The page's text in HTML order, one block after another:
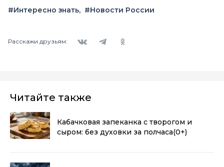
#Интересно знать #Новости России
Расскажи друзьям:
Читайте также
Кабачковая запеканка с творогом и
сыром: без духовки за полчаса(0+)